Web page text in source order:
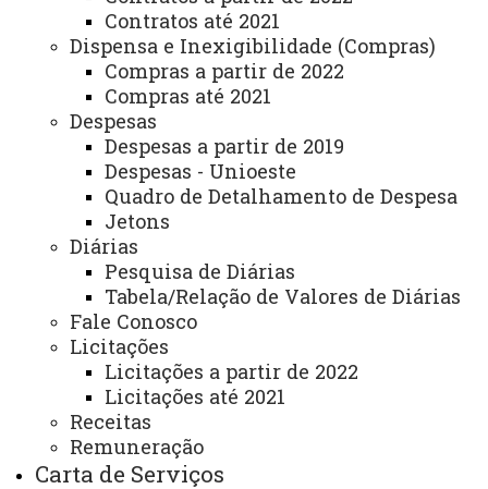
Contratos até 2021
Dispensa e Inexigibilidade (Compras)
Compras a partir de 2022
Compras até 2021
Despesas
Despesas a partir de 2019
Despesas - Unioeste
Quadro de Detalhamento de Despesa
Jetons
Diárias
Pesquisa de Diárias
Tabela/Relação de Valores de Diárias
Fale Conosco
Licitações
Licitações a partir de 2022
Licitações até 2021
Receitas
Remuneração
Carta de Serviços
Avaliação Institucional
Convênios e Captação de Recursos
Corregedoria da Unioeste
Comunicação Social
Igualdade e Promoção Social
Sistema de Controle Interno, Integridade e Compliance
Relações Internacionais e Interinstitucionais
ÓRGÃO DE APOIO
Unioeste INOVA - Agência de Inovação da Unioeste
ÓRGÃOS SUPLEMENTARES
Coordenadoria de Concursos e Processos Seletivos